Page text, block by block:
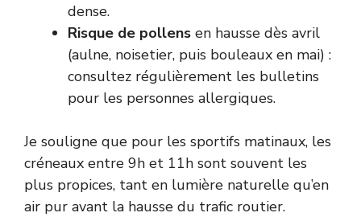
dense.
Risque de pollens en hausse dès avril
(aulne, noisetier, puis bouleaux en mai) :
consultez régulièrement les bulletins
pour les personnes allergiques.
Je souligne que pour les sportifs matinaux, les
créneaux entre 9h et 11h sont souvent les
plus propices, tant en lumière naturelle qu’en
air pur avant la hausse du trafic routier.